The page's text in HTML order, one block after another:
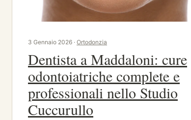
3 Gennaio 2026 · Ortodonzia
Dentista a Maddaloni: cure
odontoiatriche complete e
professionali nello Studio
Cuccurullo